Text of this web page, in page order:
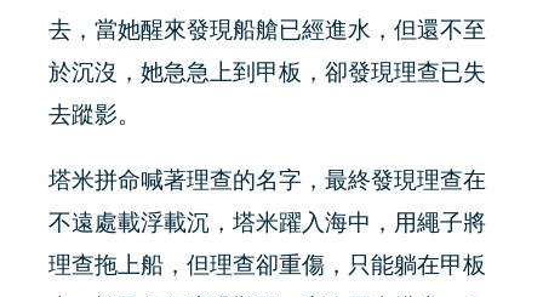
去，當她醒來發現船艙已經進水，但還不至
於沉沒，她急急上到甲板，卻發現理查已失
去蹤影。
塔米拼命喊著理查的名字，最終發現理查在
不遠處載浮載沉，塔米躍入海中，用繩子將
理查拖上船，但理查卻重傷，只能躺在甲板